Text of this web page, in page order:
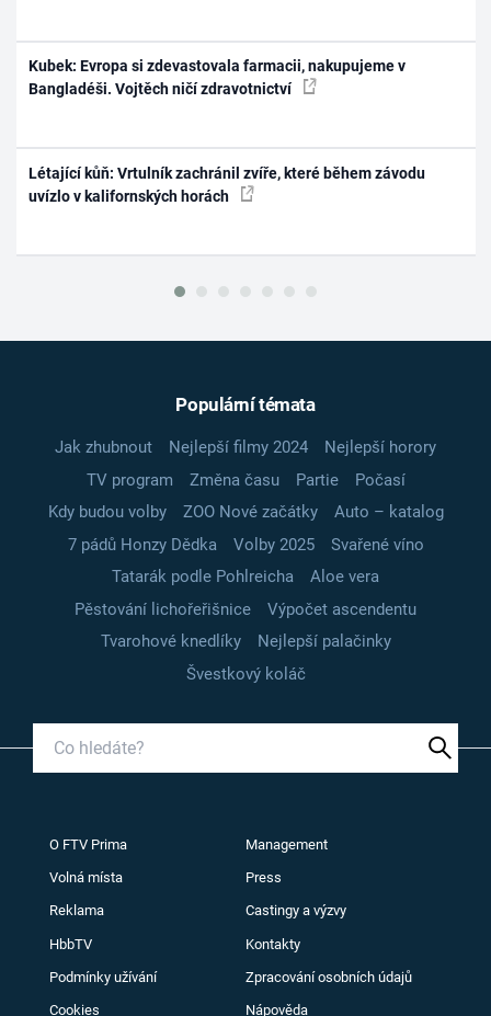
Kubek: Evropa si zdevastovala farmacii, nakupujeme v
Bangladéši. Vojtěch ničí zdravotnictví
Létající kůň: Vrtulník zachránil zvíře, které během závodu
uvízlo v kalifornských horách
Populární témata
Jak zhubnout Nejlepší filmy 2024
Nejlepší horory
TV program
Změna času Partie
Počasí
Kdy budou volby
ZOO Nové začátky
Auto – katalog
7 pádů Honzy Dědka
Volby 2025
Svařené víno
Tatarák podle Pohlreicha
Aloe vera
Pěstování lichořeřišnice
Výpočet ascendentu
Tvarohové knedlíky
Nejlepší palačinky
Švestkový koláč
O FTV Prima Management
Volná místa Press
Reklama Castingy a výzvy
HbbTV Kontakty
Podmínky užívání Zpracování osobních údajů
Cookies Nápověda